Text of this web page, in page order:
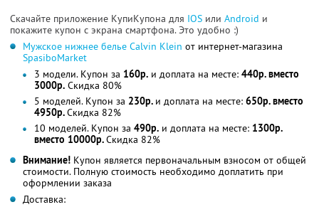
Скачайте приложение КупиКупона для IOS или Android и
покажите купон с экрана смартфона. Это удобно :)
Мужское нижнее белье Calvin Klein от интернет-магазина
SpasiboMarket
3 модели. Купон за 160р. и доплата на месте: 440р. вместо
3000р. Скидка 80%
5 моделей. Купон за 230р. и доплата на месте: 650р. вместо
4950р.Скидка 82%
10 моделей. Купон за 490р. и доплата на месте: 1300р.
вместо 10000р.Скидка 82%
Внимание! Купон является первоначальным взносом от общей
стоимости. Полную стоимость необходимо доплатить при
оформлении заказа
Доставка: